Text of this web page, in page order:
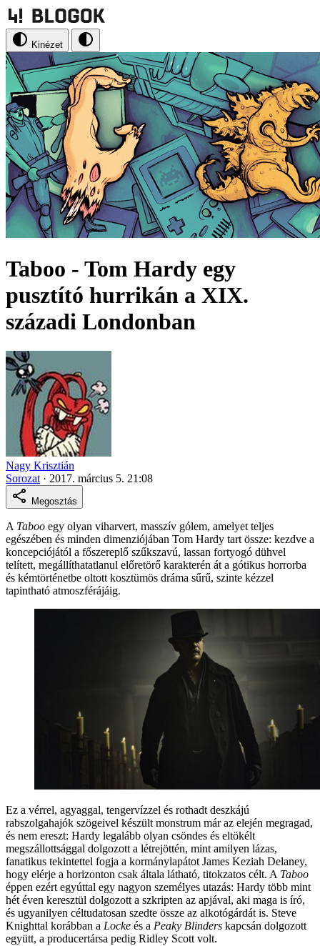
Kinézet
Taboo - Tom Hardy egy
pusztító hurrikán a XIX.
századi Londonban
Nagy Krisztián
Sorozat · 2017. március 5. 21:08
Megosztás
A Taboo egy olyan viharvert, masszív gólem, amelyet teljes
egészében és minden dimenziójában Tom Hardy tart össze: kezdve a
koncepciójától a főszereplő szűkszavú, lassan fortyogó dühvel
telített, megállíthatatlanul előretörő karakterén át a gótikus horrorba
és kémtörténetbe oltott kosztümös dráma sűrű, szinte kézzel
tapintható atmoszférájáig.
Ez a vérrel, agyaggal, tengervízzel és rothadt deszkájú
rabszolgahajók szögeivel készült monstrum már az elején megragad,
és nem ereszt: Hardy legalább olyan csöndes és eltökélt
megszállottsággal dolgozott a létrejöttén, mint amilyen lázas,
fanatikus tekintettel fogja a kormánylapátot James Keziah Delaney,
hogy elérje a horizonton csak általa látható, titokzatos célt. A Taboo
éppen ezért egyúttal egy nagyon személyes utazás: Hardy több mint
hét éven keresztül dolgozott a szkripten az apjával, aki maga is író,
és ugyanilyen céltudatosan szedte össze az alkotógárdát is. Steve
Knighttal korábban a Locke és a Peaky Blinders kapcsán dolgozott
együtt, a producertársa pedig Ridley Scott volt.